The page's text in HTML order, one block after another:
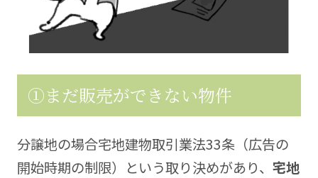
①まだ販売ができない物件
分譲地の場合宅地建物取引業法33条（広告の
開始時期の制限）という取り決めがあり、 宅地